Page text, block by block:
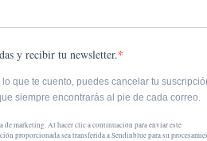
y recibir tu newsletter.
que te cuento, puedes cancelar tu
siempre encontrarás al pie de cada correo.
de marketing. Al hacer clic a continuación para enviar este
proporcionada sea transferida a Sendinblue para su